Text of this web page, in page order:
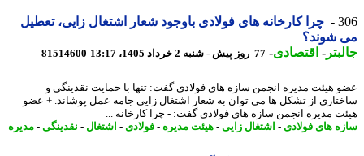
چرا کارخانه های فولادی باوجود شعار اشتغال زایی، تعطیل
شوند؟
-اقتصادی-77 روز پیش - شنبه 2 خرداد 1405، 13:17 81514600
هیئت مدیره انجمن سازه های فولادی گفت: تنها با حمایت نقدینگی و
از تشکل ها می توان به شعار اشتغال زایی جامه عمل پوشاند. + عضو
مدیره انجمن سازه های فولادی گفت: - چرا کارخانه ...
های فولادی-اشتغال زایی- هیئت مدیره-فولادی-اشتغال-نقدینگی-مدیره